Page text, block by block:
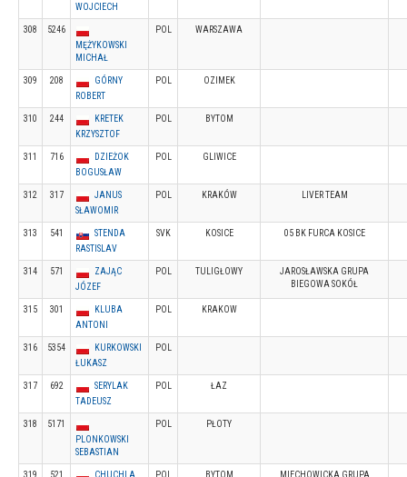
WOJCIECH
308
5246
MĘŻYKOWSKI
MICHAŁ
POL WARSZAWA
309 208
GÓRNY
ROBERT
POL OZIMEK
310 244
KRETEK
KRZYSZTOF
POL BYTOM
311 716
DZIEŻOK
BOGUSŁAW
POL GLIWICE
312 317
JANUS
SŁAWOMIR
POL KRAKÓW LIVER TEAM
313 541
STENDA
RASTISLAV
SVK KOSICE 05 BK FURCA KOSICE
314 571
ZAJĄC
JÓZEF
POL TULIGŁOWY
JAROSŁAWSKA GRUPA
BIEGOWA SOKÓŁ
315 301
KLUBA
ANTONI
POL KRAKOW
316 5354
KURKOWSKI
ŁUKASZ
POL
317 692
SERYLAK
TADEUSZ
POL ŁAZ
318
5171
PLONKOWSKI
SEBASTIAN
POL PŁOTY
319 521 CHUCHLA POL BYTOM MIECHOWICKA GRUPA